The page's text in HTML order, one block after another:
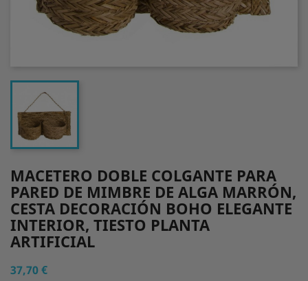
MACETERO DOBLE COLGANTE PARA
PARED DE MIMBRE DE ALGA MARRÓN,
CESTA DECORACIÓN BOHO ELEGANTE
INTERIOR, TIESTO PLANTA
ARTIFICIAL
37,70 €